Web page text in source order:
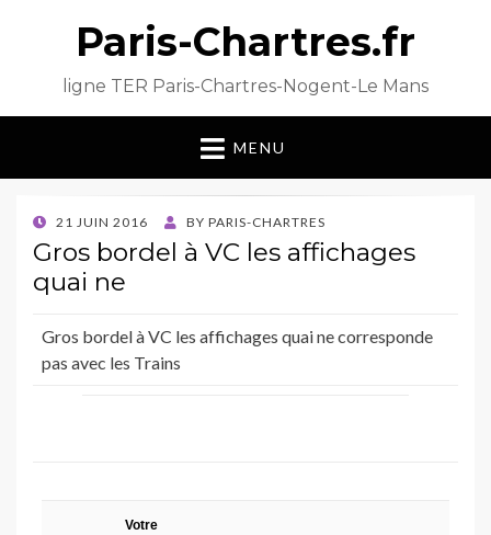
Paris-Chartres.fr
ligne TER Paris-Chartres-Nogent-Le Mans
MENU
POSTED
ON
21 JUIN 2016 BY PARIS-CHARTRES
Gros bordel à VC les affichages
quai ne
Gros bordel à VC les affichages quai ne corresponde
pas avec les Trains
Votre